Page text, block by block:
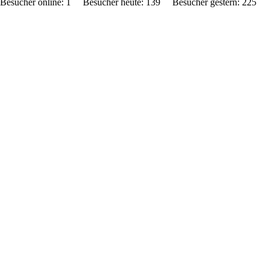
Besucher online: 1 Besucher heute: 139 Besucher gestern: